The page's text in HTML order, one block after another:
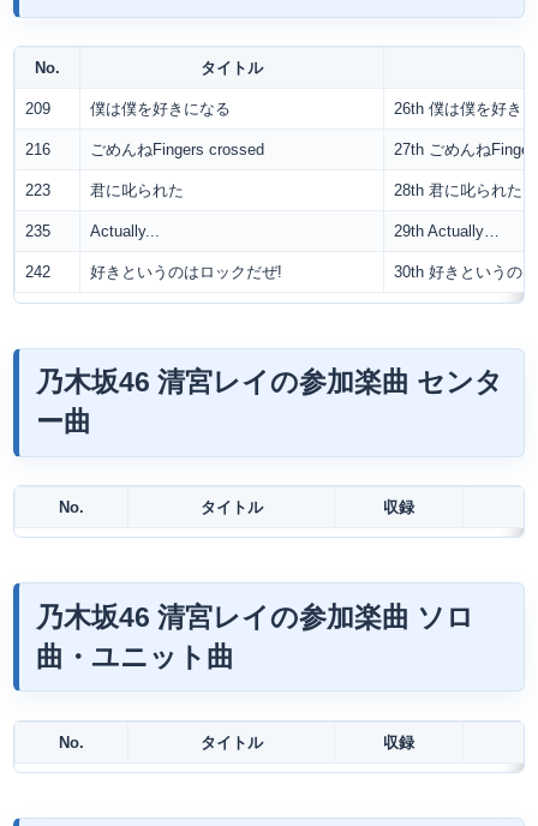
No. タイトル
209 僕は僕を好きになる 26th 僕は僕を好き
216 ごめんねFingers crossed 27th ごめんね
223 君に叱られた 28th 君に叱られた
235 Actually... 29th Actually…
242 好きというのはロックだぜ! 30th 好きというの
乃木坂46 清宮レイの参加楽曲 センタ
ー曲
No. タイトル 収録
乃木坂46 清宮レイの参加楽曲 ソロ
曲・ユニット曲
No. タイトル 収録